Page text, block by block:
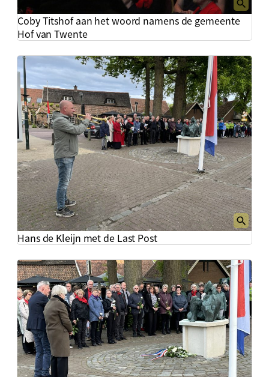
Coby Titshof aan het woord namens de gemeente
Hof van Twente
Hans de Kleijn met de Last Post